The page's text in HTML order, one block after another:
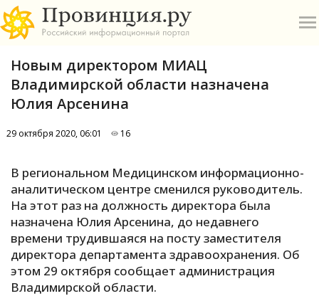
А
Б
В
П
Новым директором МИАЦ
Владимирской области назначена
Юлия Арсенина
29 октября 2020, 06:01 16
В региональном Медицинском информационно-
аналитическом центре сменился руководитель.
На этот раз на должность директора была
назначена Юлия Арсенина, до недавнего
времени трудившаяся на посту заместителя
директора департамента здравоохранения. Об
этом 29 октября сообщает администрация
Владимирской области.